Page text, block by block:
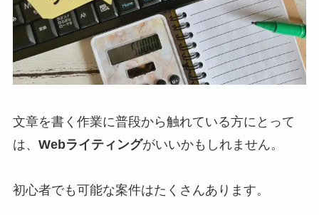
文章を書く作業に普段から触れている方にとって
は、 Webライティングがいいかもしれません。
初心者でも可能な案件はたくさんあります。